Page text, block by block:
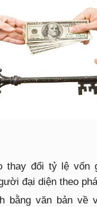
thay đổi tỷ lệ vốn
đại diện theo
bằng văn bản về